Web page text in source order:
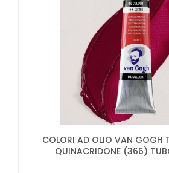
COLORI AD OLIO VAN GOGH
QUINACRIDONE (366)